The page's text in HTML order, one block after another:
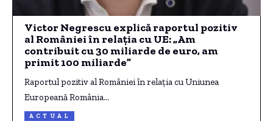
Victor Negrescu explică raportul pozitiv
al României în relația cu UE: „Am
contribuit cu 30 miliarde de euro, am
primit 100 miliarde”
Raportul pozitiv al României în relația cu Uniunea
Europeană România…
ACTUAL